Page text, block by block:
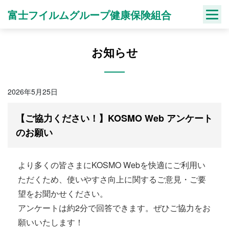
富士フイルムグループ健康保険組合
お知らせ
2026年5月25日
【ご協力ください！】KOSMO Web アンケート
のお願い
より多くの皆さまにKOSMO Webを快適にご利用い
ただくため、使いやすさ向上に関するご意見・ご要
望をお聞かせください。
アンケートは約2分で回答できます。ぜひご協力をお
願いいたします！